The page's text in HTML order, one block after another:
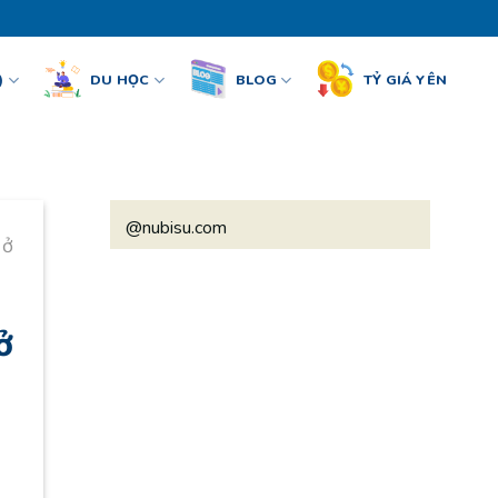
DU HỌC BLOG TỶ GIÁ YÊN
@nubisu.com